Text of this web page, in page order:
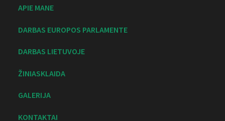
APIE MANE
DARBAS EUROPOS PARLAMENTE
DARBAS LIETUVOJE
ŽINIASKLAIDA
GALERIJA
KONTAKTAI